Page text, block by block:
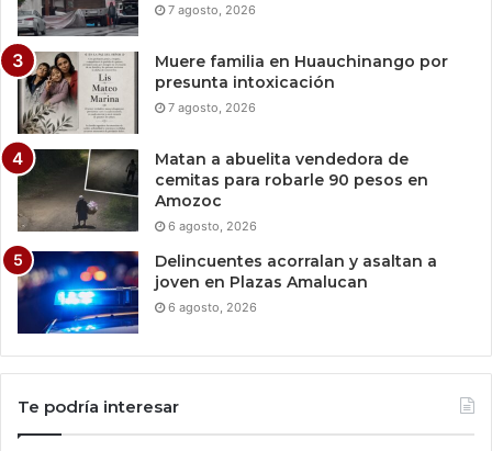
7 agosto, 2026
Muere familia en Huauchinango por
presunta intoxicación
7 agosto, 2026
Matan a abuelita vendedora de
cemitas para robarle 90 pesos en
Amozoc
6 agosto, 2026
Delincuentes acorralan y asaltan a
joven en Plazas Amalucan
6 agosto, 2026
Te podría interesar